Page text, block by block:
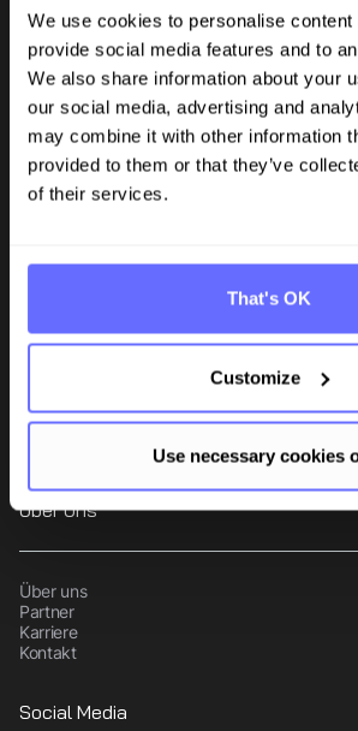
We use cookies to personalise content
provide social media features and to
We also share information about your
our social media, advertising and
may combine it with other information
provided to them or that they’ve
of their services.
That's OK
Customize
Use necessary cookies
Plattform vereint CO₂-Bilanzierung und
Abonnieren
Tanso Platform
CO2-Bilanzierung
ESG Berichterstattung
Lieferantenintegration
Über Uns
Über uns
Partner
Karriere
Kontakt
Social Media